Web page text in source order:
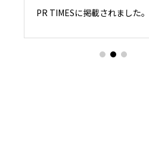
PR TIMESに掲載されました。